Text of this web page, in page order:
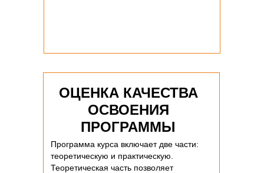
Программа курса включает две части:
теоретическую и практическую.
Теоретическая часть позволяет
ОЦЕНКА КАЧЕСТВА
ОСВОЕНИЯ
ПРОГРАММЫ